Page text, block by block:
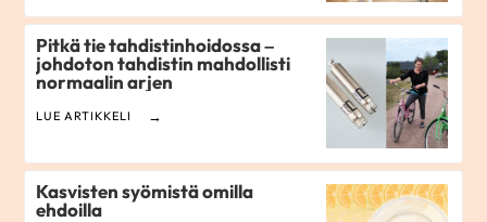
Pitkä tie tahdistinhoidossa –
johdoton tahdistin mahdollisti
normaalin arjen
LUE ARTIKKELI
Kasvisten syömistä omilla
ehdoilla